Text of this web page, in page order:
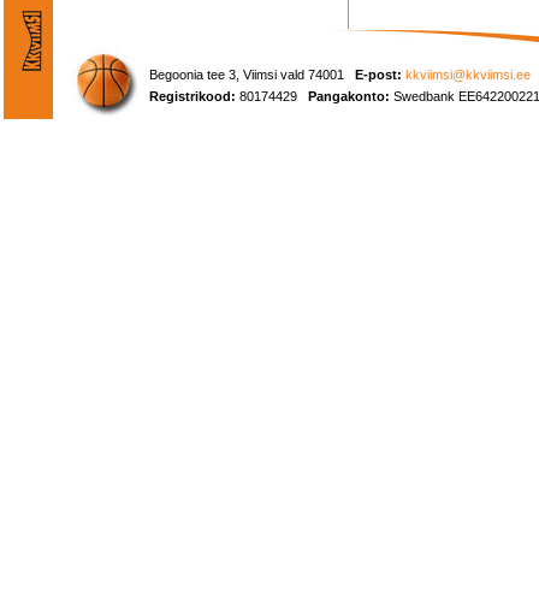
Begoonia tee 3, Viimsi vald 74001 E-post: kkviimsi@kkviimsi.ee
Registrikood: 80174429 Pangakonto: Swedbank